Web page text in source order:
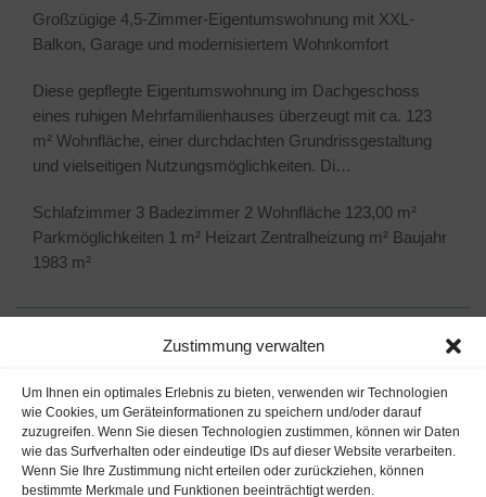
Zustimmung verwalten
Um Ihnen ein optimales Erlebnis zu bieten, verwenden wir Technologien
wie Cookies, um Geräteinformationen zu speichern und/oder darauf
zuzugreifen. Wenn Sie diesen Technologien zustimmen, können wir Daten
wie das Surfverhalten oder eindeutige IDs auf dieser Website verarbeiten.
Wenn Sie Ihre Zustimmung nicht erteilen oder zurückziehen, können
bestimmte Merkmale und Funktionen beeinträchtigt werden.
Großzügige 4,5-Zimmer-Eigentumswohnung mit XXL-
Balkon, Garage und modernisiertem Wohnkomfort
Diese gepflegte Eigentumswohnung im Dachgeschoss
eines ruhigen Mehrfamilienhauses überzeugt mit ca. 123
m² Wohnfläche, einer durchdachten Grundrissgestaltung
und vielseitigen Nutzungsmöglichkeiten. Di…
Schlafzimmer 3 Badezimmer 2 Wohnfläche 123,00 m²
Parkmöglichkeiten 1 m² Heizart Zentralheizung m² Baujahr
1983 m²
VERTRAG WIDERRUFEN (B2C)